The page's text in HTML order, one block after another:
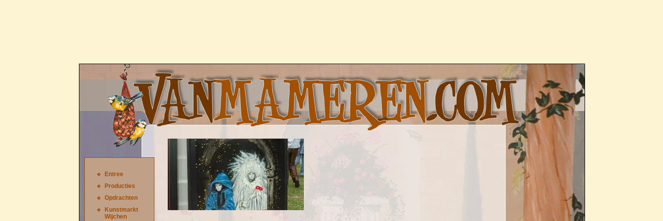
Entree
Producties
Opdrachten
Kunstmarkt
Wijchen